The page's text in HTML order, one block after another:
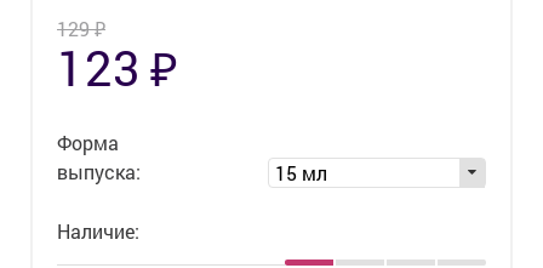
Уход за больными
Витаминыи БАД
Скидки и акции
129₽
123 ₽
Форма
выпуска:
15 мл
Наличие: